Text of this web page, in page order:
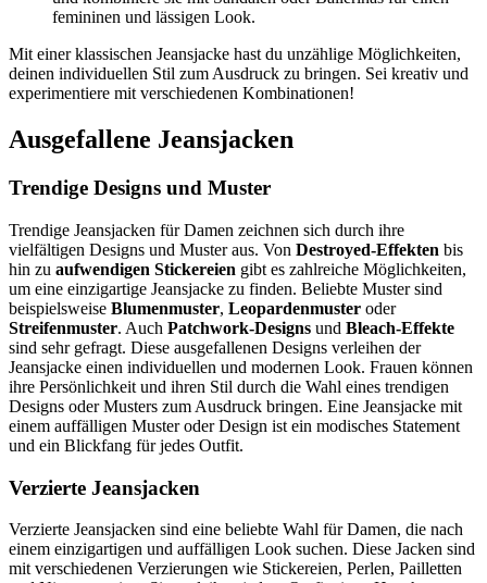
femininen und lässigen Look.
Mit einer klassischen Jeansjacke hast du unzählige Möglichkeiten,
deinen individuellen Stil zum Ausdruck zu bringen. Sei kreativ und
experimentiere mit verschiedenen Kombinationen!
Ausgefallene Jeansjacken
Trendige Designs und Muster
Trendige Jeansjacken für Damen zeichnen sich durch ihre
vielfältigen Designs und Muster aus. Von Destroyed-Effekten bis
hin zu aufwendigen Stickereien gibt es zahlreiche Möglichkeiten,
um eine einzigartige Jeansjacke zu finden. Beliebte Muster sind
beispielsweise Blumenmuster, Leopardenmuster oder
Streifenmuster. Auch Patchwork-Designs und Bleach-Effekte
sind sehr gefragt. Diese ausgefallenen Designs verleihen der
Jeansjacke einen individuellen und modernen Look. Frauen können
ihre Persönlichkeit und ihren Stil durch die Wahl eines trendigen
Designs oder Musters zum Ausdruck bringen. Eine Jeansjacke mit
einem auffälligen Muster oder Design ist ein modisches Statement
und ein Blickfang für jedes Outfit.
Verzierte Jeansjacken
Verzierte Jeansjacken sind eine beliebte Wahl für Damen, die nach
einem einzigartigen und auffälligen Look suchen. Diese Jacken sind
mit verschiedenen Verzierungen wie Stickereien, Perlen, Pailletten